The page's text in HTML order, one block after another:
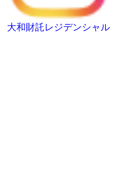
大和財託レジデンシャル